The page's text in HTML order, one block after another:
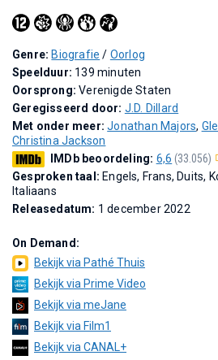
Genre: Biografie / Oorlog
Speelduur: 139 minuten
Oorsprong:Verenigde Staten
Geregisseerd door: J.D. Dillard
Met onder meer:Jonathan Majors,
Christina Jackson
IMDb beoordeling: 6,6 (33.056)
Gesproken taal: Engels, Frans, Duits,
Italiaans
Releasedatum: 1 december 2022
On Demand:
Bekijk via Pathé Thuis
Bekijk via Prime Video
Bekijk via meJane
Bekijk via Film1
Bekijk via CANAL+